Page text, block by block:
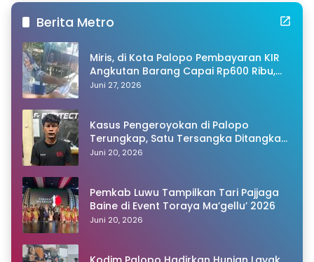
Berita Metro
Miris, di Kota Palopo Pembayaran KIR
Angkutan Barang Capai Rp600 Ribu,
Warganet Pertanyakan Dugaan Pungli
Juni 27, 2026
Kasus Pengeroyokan di Palopo
Terungkap, Satu Tersangka Ditangkap
Polisi
Juni 20, 2026
Pemkab Luwu Tampilkan Tari Pajjaga
Baine di Event Toraya Ma’gellu’ 2026
Juni 20, 2026